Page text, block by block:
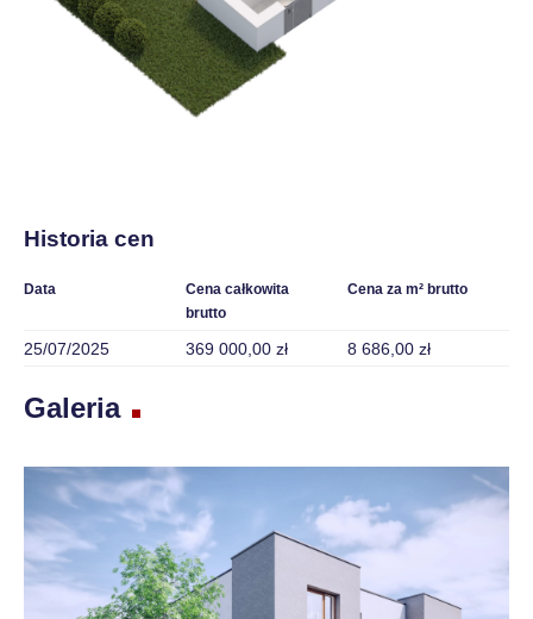
Historia cen
Data
Cena całkowita
brutto
Cena za m² brutto
25/07/2025 369 000,00 zł 8 686,00 zł
Galeria